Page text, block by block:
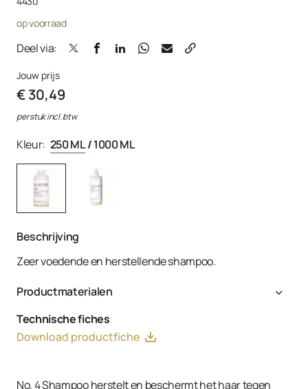
op voorraad
Deel via:
Jouw prijs
€ 30,49
per stuk incl. btw
Kleur: 250 ML/1000 ML
Beschrijving
Zeer voedende en herstellende shampoo.
Productmaterialen
Cocamidopropyl Hydroxysultaine, Potassium Cocoyl
Glycinate, Disodium Cocoyl Glutamate, Sodium Lauroyl
Technische fiches
Download productfiche
No. 4 Shampoo herstelt en beschermt het haar tegen